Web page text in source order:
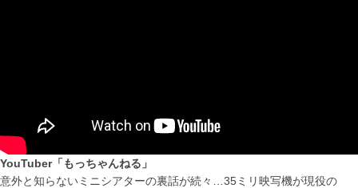
YouTuber「もっちゃんねる」
意外と知らないミニシアターの裏話が続々…35ミリ映写機が現役の